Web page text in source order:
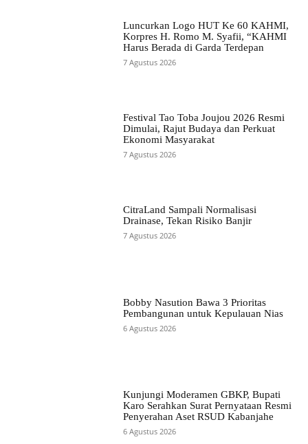
Luncurkan Logo HUT Ke 60 KAHMI,
Korpres H. Romo M. Syafii, “KAHMI
Harus Berada di Garda Terdepan
7 Agustus 2026
Festival Tao Toba Joujou 2026 Resmi
Dimulai, Rajut Budaya dan Perkuat
Ekonomi Masyarakat
7 Agustus 2026
CitraLand Sampali Normalisasi
Drainase, Tekan Risiko Banjir
7 Agustus 2026
Bobby Nasution Bawa 3 Prioritas
Pembangunan untuk Kepulauan Nias
6 Agustus 2026
Kunjungi Moderamen GBKP, Bupati
Karo Serahkan Surat Pernyataan Resmi
Penyerahan Aset RSUD Kabanjahe
6 Agustus 2026